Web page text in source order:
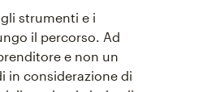
strumenti e i
il percorso. Ad
e non un
in considerazione di